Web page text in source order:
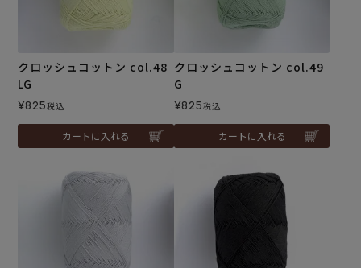
クロッシュコットン col.48
LG
¥825税込
カートに入れる
クロッシュコットン col.49
G
¥825税込
カートに入れる